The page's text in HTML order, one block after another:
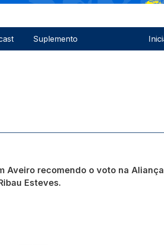
Suplemento
Aveiro recomendo o voto na Aliança
Esteves.